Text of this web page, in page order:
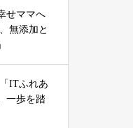
せママへ
無添加と
ITふれあ
一歩を踏